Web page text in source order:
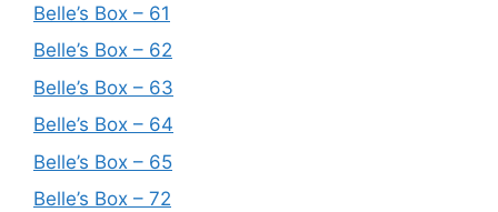
Belle’s Box – 61
Belle’s Box – 62
Belle’s Box – 63
Belle’s Box – 64
Belle’s Box – 65
Belle’s Box – 72